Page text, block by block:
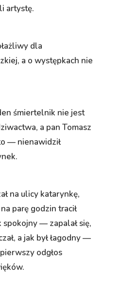
artystę.
dla
a o występkach nie
śmiertelnik nie jest
a pan Tomasz
— nienawidził
na ulicy katarynkę,
parę godzin tracił
spokojny — zapalał się,
a jak był łagodny —
odgłos